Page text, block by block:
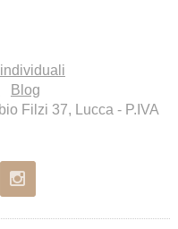
Blog
Filzi 37, Lucca - P.IVA